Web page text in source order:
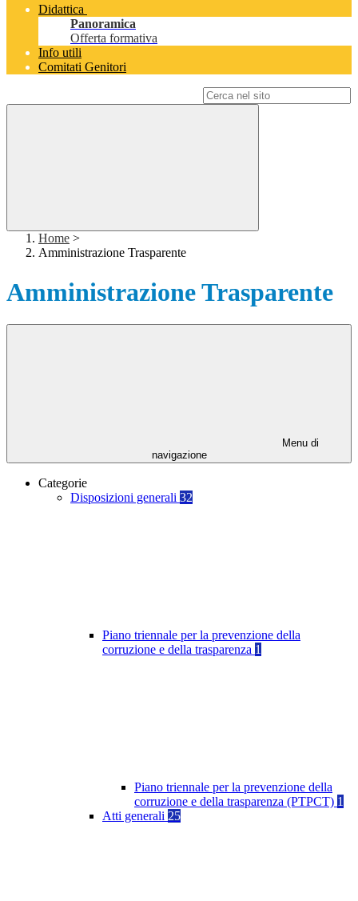
Didattica
Panoramica
Offerta formativa
Info utili
Comitati Genitori
Home >
Amministrazione Trasparente
Amministrazione Trasparente
Menu di
navigazione
Categorie
Disposizioni generali 32
Piano triennale per la prevenzione della
corruzione e della trasparenza 1
Piano triennale per la prevenzione della
corruzione e della trasparenza (PTPCT) 1
Atti generali 25